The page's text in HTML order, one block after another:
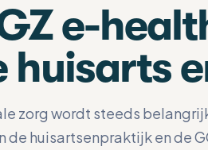
e-
huisarts
zorg wordt steeds
de huisartsenpraktijk en de